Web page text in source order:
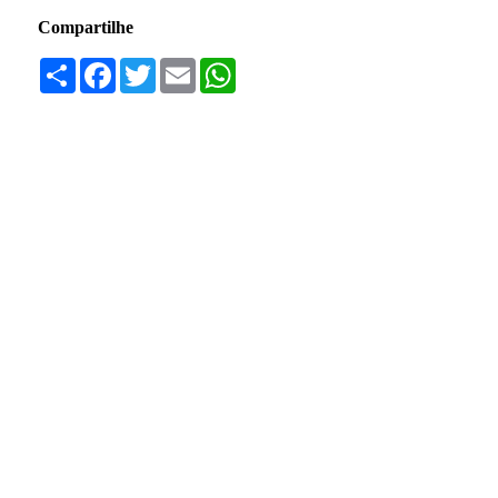
Compartilhe
Compartilhar
Facebook
TwitterEmail